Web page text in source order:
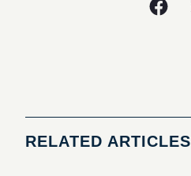
RELATED ARTICLES